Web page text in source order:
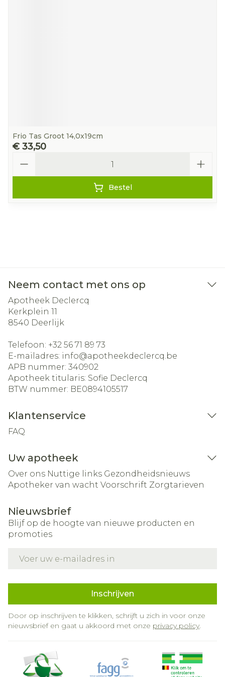
Frio Tas Groot 14,0x19cm
€ 33,50
Bestel
Neem contact met ons op
Apotheek Declercq
Kerkplein 11
8540 Deerlijk
Telefoon: +32 56 71 89 73
E-mailadres: info@apotheekdeclercq.be
APB nummer: 340902
Apotheek titularis: Sofie Declercq
BTW nummer: BE0894105517
Klantenservice
FAQ
Uw apotheek
Over ons Nuttige links Gezondheidsnieuws
Apotheker van wacht Voorschrift Zorgtarieven
Nieuwsbrief
Blijf op de hoogte van nieuwe producten en
promoties
Inschrijven
Door op inschrijven te klikken, schrijft u zich in voor onze
nieuwsbrief en gaat u akkoord met onze privacy policy.